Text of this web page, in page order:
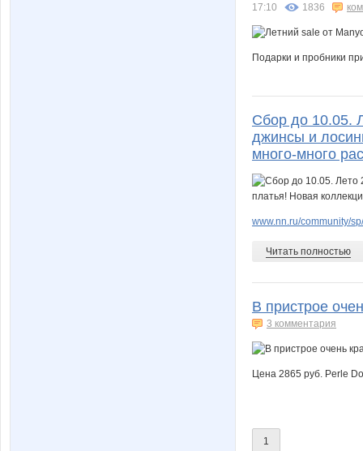
17:10 1836
Подарки и пробники
Сбор до 10.05.
джинсы и
много-много
www.nn.ru/community/
Читать полностью
В пристрое
3 комментария
Цена 2865 руб. Perle
1